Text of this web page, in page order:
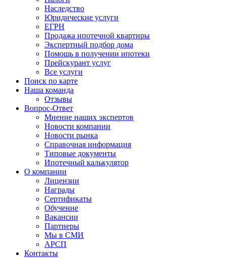
Наследство
Юридические услуги
ЕГРН
Продажа ипотечной квартиры
Экспертный подбор дома
Помощь в получении ипотеки
Прейскурант услуг
Все услуги
Поиск по карте
Наша команда
Отзывы
Вопрос-Ответ
Мнение наших экспертов
Новости компании
Новости рынка
Справочная информация
Типовые документы
Ипотечный калькулятор
О компании
Лицензии
Награды
Сертификаты
Обучение
Вакансии
Партнеры
Мы в СМИ
АРСП
Контакты